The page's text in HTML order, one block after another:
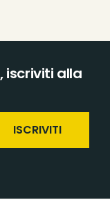
iscriviti alla
ISCRIVITI